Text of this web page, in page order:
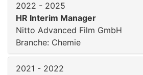
2022 - 2025
HR Interim Manager
Nitto Advanced Film GmbH
Branche: Chemie
2021 - 2022